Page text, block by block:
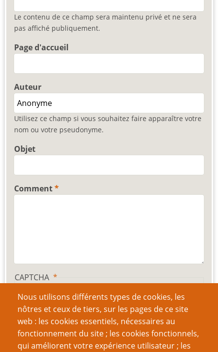
Le contenu de ce champ sera maintenu privé et ne sera
pas affiché publiquement.
Page d'accueil
Auteur
Utilisez ce champ si vous souhaitez faire apparaître votre
nom ou votre pseudonyme.
Objet
Comment
CAPTCHA
Quel code est dissimulé dans l'image ?
Nous utilisons différents types de cookies, les
nôtres et ceux de tiers, sur les pages de ce site
web : les cookies essentiels, nécessaires au
fonctionnement du site ; les cookies fonctionnels,
qui améliorent votre expérience utilisateur ; les